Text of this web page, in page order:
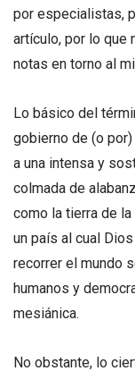
por especialistas,
artículo, por lo que
notas en torno al
Lo básico del
gobierno de (o por)
a una intensa y
colmada de
como la tierra de
un país al cual
recorrer el mundo
humanos y
mesiánica.
No obstante, lo